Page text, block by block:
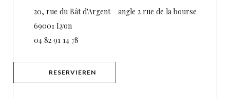
20, rue du Bât d'Argent - angle 2 rue de la bourse
69001 Lyon
04 82 91 14 78
RESERVIEREN